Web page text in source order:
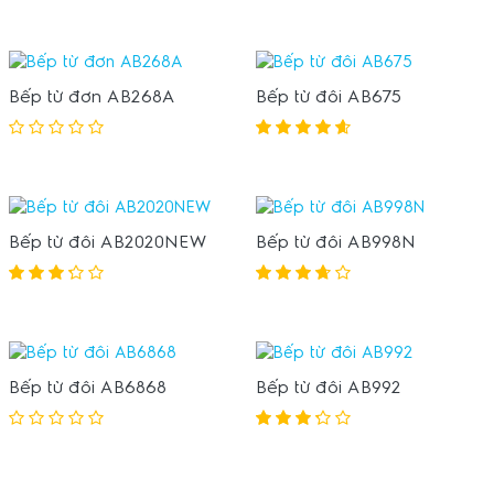
Bếp từ đơn AB268A Bếp từ đôi AB675
Bếp từ đôi AB2020NEW Bếp từ đôi AB998N
Bếp từ đôi AB6868 Bếp từ đôi AB992